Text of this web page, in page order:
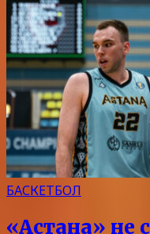
БАСКЕТБОЛ
«Астана» не